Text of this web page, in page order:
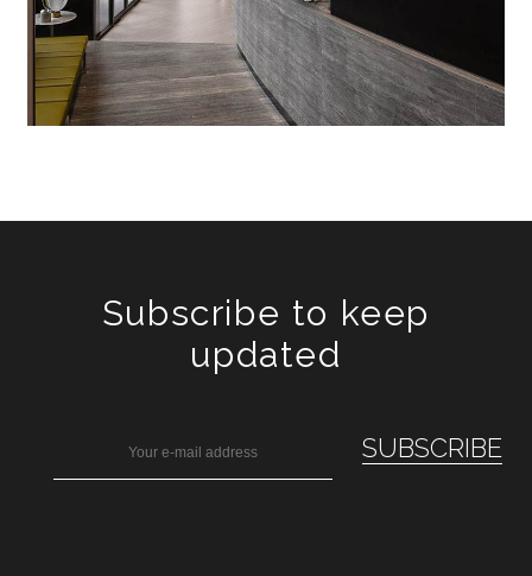
Subscribe to keep
updated